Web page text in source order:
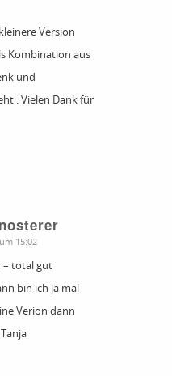
Version
Kombination aus
und
. Vielen Dank für
15:02
– total gut
bin ich ja mal
Verion dann